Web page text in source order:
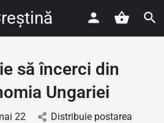
să încerci din
Ungariei
22 Distribuie postarea